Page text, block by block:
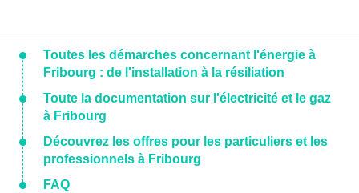
Toutes les démarches concernant l'énergie à
Fribourg : de l'installation à la résiliation
Toute la documentation sur l'électricité et le gaz
à Fribourg
Découvrez les offres pour les particuliers et les
professionnels à Fribourg
FAQ